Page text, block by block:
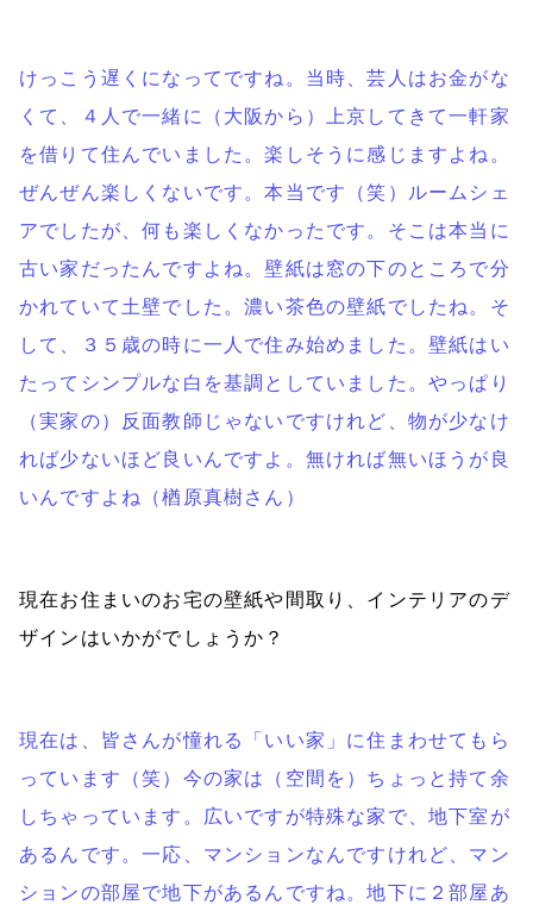
けっこう遅くになってですね。当時、芸人はお金がな
くて、４人で一緒に（大阪から）上京してきて一軒家
を借りて住んでいました。楽しそうに感じますよね。
ぜんぜん楽しくないです。本当です（笑）ルームシェ
アでしたが、何も楽しくなかったです。そこは本当に
古い家だったんですよね。壁紙は窓の下のところで分
かれていて土壁でした。濃い茶色の壁紙でしたね。そ
して、３５歳の時に一人で住み始めました。壁紙はい
たってシンプルな白を基調としていました。やっぱり
（実家の）反面教師じゃないですけれど、物が少なけ
れば少ないほど良いんですよ。無ければ無いほうが良
いんですよね（楢原真樹さん）
現在お住まいのお宅の壁紙や間取り、インテリアのデ
ザインはいかがでしょうか？
現在は、皆さんが憧れる「いい家」に住まわせてもら
っています（笑）今の家は（空間を）ちょっと持て余
しちゃっています。広いですが特殊な家で、地下室が
あるんです。一応、マンションなんですけれど、マン
ションの部屋で地下があるんですね。地下に２部屋あ